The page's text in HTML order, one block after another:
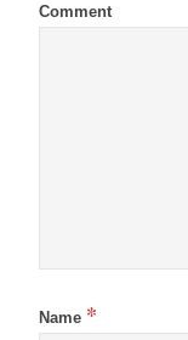
Comment
Name *